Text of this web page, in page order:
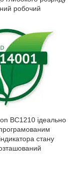
робочий
BC1210 ідеально
стану